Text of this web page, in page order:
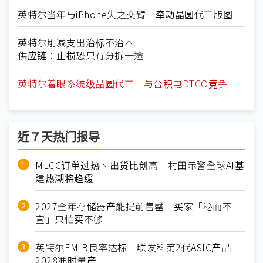
英特尔当年与iPhone失之交臂 牵动晶圆代工版图
英特尔削减支出治标不治本
供应链：止损恐只有分拆一途
英特尔着眼系统级晶圆代工 与台积电DTCO竞争
近７天热门报导
MLCC订单过热、出货比创高 村田示警全球AI基
建热潮将趋缓
2027全年存储器产能提前售罄 买家「秘而不
宣」只怕买不够
英特尔EMIB良率达标 联发科第2代ASIC产品